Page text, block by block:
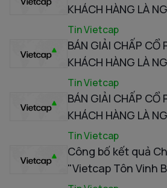
KHÁCH HÀNG LÀ
DIG)
Tin Vietcap
BÁN GIẢI CHẤP CỔ
KHÁCH HÀNG LÀ
Tin Vietcap
BÁN GIẢI CHẤP CỔ
KHÁCH HÀNG LÀ
Tin Vietcap
Công bố kết quả
"Vietcap Tôn Vinh